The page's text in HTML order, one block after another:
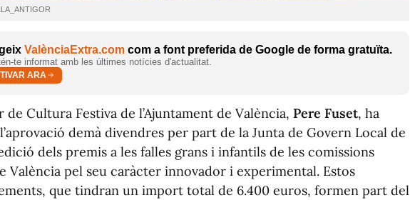
ValènciaExtra.com com a font preferida de Google de forma gratuïta.
te informat amb les últimes notícies d'actualitat.
ARA
de Cultura Festiva de l’Ajuntament de València, Pere Fuset, ha
demà divendres per part de la Junta de Govern Local de
dels premis a les falles grans i infantils de les comissions
València pel seu caràcter innovador i experimental. Estos
que tindran un import total de 6.400 euros, formen part del